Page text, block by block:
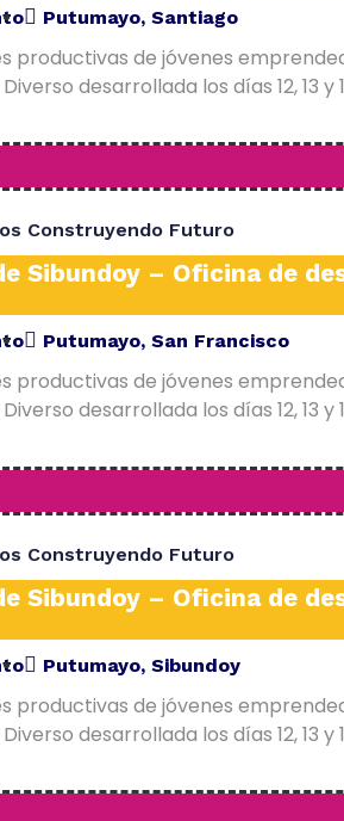
Putumayo, Santiago
productivas de jóvenes
desarrollada los días 12, 13 y
Construyendo Futuro
Sibundoy – Oficina de
Putumayo, San Francisco
productivas de jóvenes
desarrollada los días 12, 13 y
Construyendo Futuro
Sibundoy – Oficina de
Putumayo, Sibundoy
productivas de jóvenes
desarrollada los días 12, 13 y